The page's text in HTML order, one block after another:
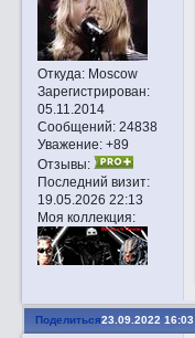
Откуда:Moscow
Зарегистрирован:
05.11.2014
Сообщений:24838
Уважение: +89
Отзывы:
Последний визит:
19.05.2026 22:13
Моя коллекция:
Поделиться23.09.2022 16:03